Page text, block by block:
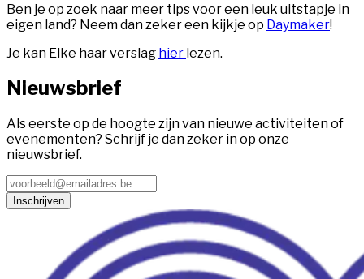
Ben je op zoek naar meer tips voor een leuk uitstapje in
eigen land? Neem dan zeker een kijkje op Daymaker!
Je kan Elke haar verslag hier lezen.
Nieuwsbrief
Als eerste op de hoogte zijn van nieuwe activiteiten of
evenementen? Schrijf je dan zeker in op onze
nieuwsbrief.
Inschrijven